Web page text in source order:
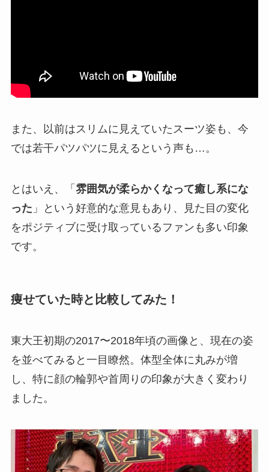
また、以前はスリムに見えていたスーツ姿も、今
では若干パツパツに見えるという声も…。
とはいえ、「 雰囲気が柔らかくなって癒し系にな
った 」という好意的な意見もあり、見た目の変化
をポジティブに受け取っているファンも多い印象
です。
痩せていた時と比較してみた！
東大王初期の2017〜2018年頃の画像と、現在の姿
を並べてみると一目瞭然。体型全体に丸みが増
し、特に顔の輪郭や首周りの印象が大きく変わり
ました。